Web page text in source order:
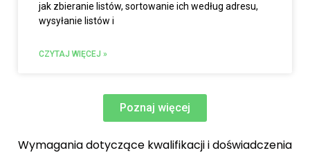
jak zbieranie listów, sortowanie ich według adresu,
wysyłanie listów i
CZYTAJ WIĘCEJ »
Poznaj więcej
Wymagania dotyczące kwalifikacji i doświadczenia